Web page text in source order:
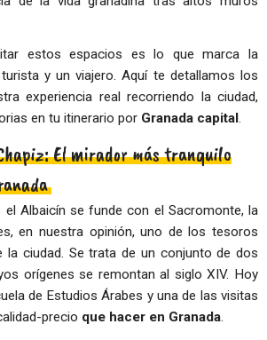
estos espacios es lo que marca la
y un viajero. Aquí te detallamos los
experiencia real recorriendo la ciudad,
en tu itinerario por Granada capital.
El mirador más tranquilo
el Albaicín se funde con el Sacromonte, la
en nuestra opinión, uno de los tesoros
la ciudad. Se trata de un conjunto de dos
orígenes se remontan al siglo XIV. Hoy
de Estudios Árabes y una de las visitas
precio que hacer en Granada.